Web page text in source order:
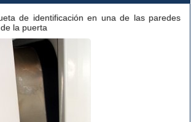
de identificación en una de las paredes
la puerta